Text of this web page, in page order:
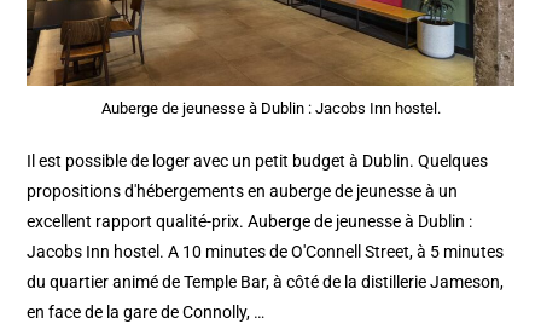
Auberge de jeunesse à Dublin : Jacobs Inn hostel.
Il est possible de loger avec un petit budget à Dublin. Quelques
propositions d'hébergements en auberge de jeunesse à un
excellent rapport qualité-prix. Auberge de jeunesse à Dublin :
Jacobs Inn hostel. A 10 minutes de O'Connell Street, à 5 minutes
du quartier animé de Temple Bar, à côté de la distillerie Jameson,
en face de la gare de Connolly, …